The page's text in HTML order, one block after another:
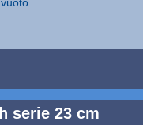
serie 23 cm